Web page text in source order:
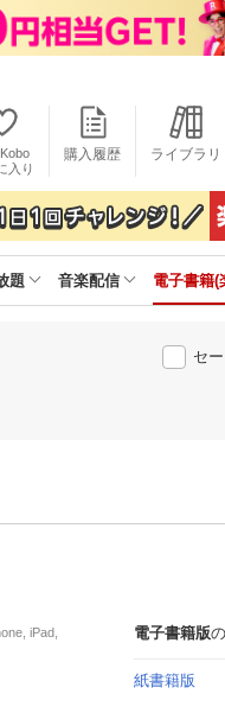
入り
購入履歴 ライブラリ
題 音楽配信 電子書籍
セ
iPad,
電子書籍版
紙書籍版